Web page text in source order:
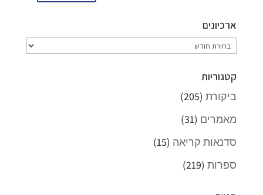
ארכיונים
ארכיונים
קטגוריות
ביקורת(205)
מאמרים (31)
סדנאות קריאה (15)
ספרות(219)